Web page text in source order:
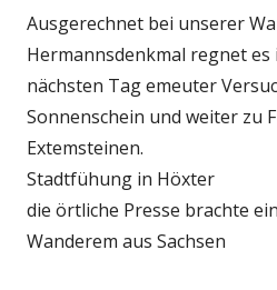
Ausgerechnet bei unserer
Hermannsdenkmal regnet es
nächsten Tag emeuter
Sonnenschein und weiter zu
Extemsteinen.
Stadtfühung in Höxter
die örtliche Presse brachte
Wanderem aus Sachsen